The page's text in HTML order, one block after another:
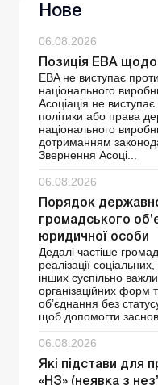
Нове
06.08.2026
Позиція ЕВА щодо
EBA не виступає
національного
Асоціація не
політики або права
національного
дотриманням
Звернення Асоці...
06.08.2026
Порядок
громадського
юридичної особи
Дедалі частіше
реалізації
інших суспільно
організаційних форм
об’єднання без
щоб допомогти
06.08.2026
Які підстави для
«НЗ» (неявка з